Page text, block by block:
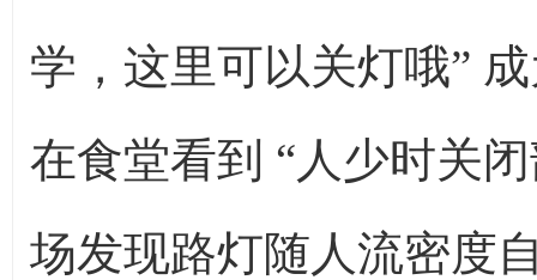
学，这里可以关灯哦”
在食堂看到 “人少时关
场发现路灯随人流密度